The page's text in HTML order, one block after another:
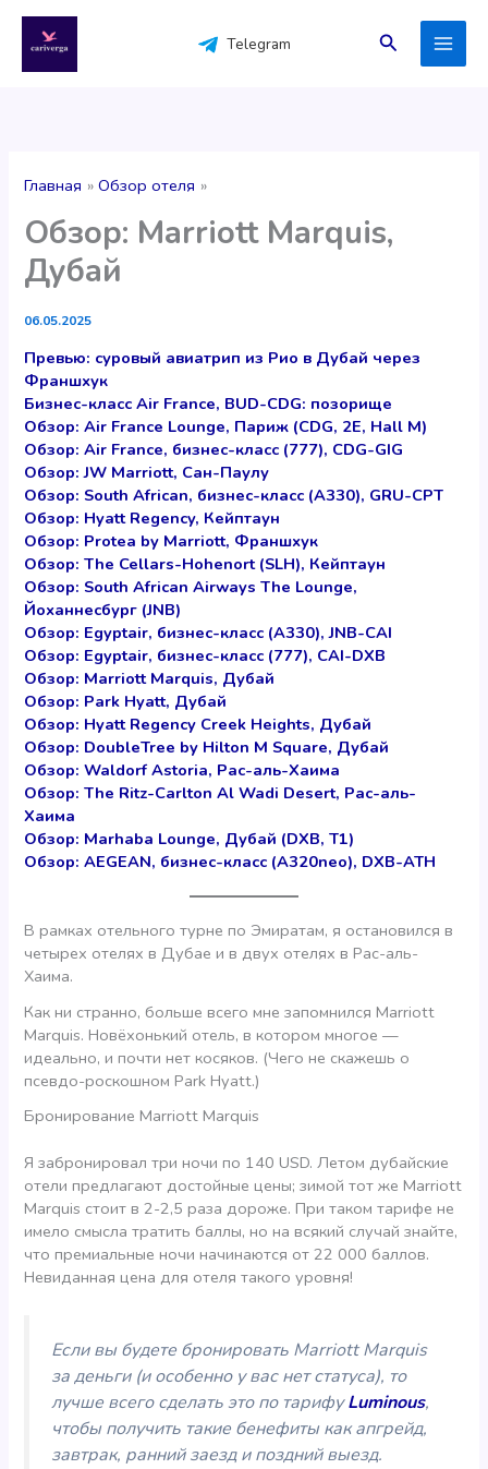
содержимому
Telegram Поиск
Главная Обзор отеля
Обзор: Marriott Marquis,
Дубай
06.05.2025
Превью: суровый авиатрип из Рио в Дубай через
Франшхук
Бизнес-класс Air France, BUD-CDG: позорище
Обзор: Air France Lounge, Париж (CDG, 2E, Hall M)
Обзор: Air France, бизнес-класс (777), CDG-GIG
Обзор: JW Marriott, Сан-Паулу
Обзор: South African, бизнес-класс (А330), GRU-CPT
Обзор: Hyatt Regency, Кейптаун
Обзор: Protea by Marriott, Франшхук
Обзор: The Cellars-Hohenort (SLH), Кейптаун
Обзор: South African Airways The Lounge,
Йоханнесбург (JNB)
Обзор: Egyptair, бизнес-класс (А330), JNB-CAI
Обзор: Egyptair, бизнес-класс (777), CAI-DXB
Обзор: Marriott Marquis, Дубай
Обзор: Park Hyatt, Дубай
Обзор: Hyatt Regency Creek Heights, Дубай
Обзор: DoubleTree by Hilton M Square, Дубай
Обзор: Waldorf Astoria, Рас-аль-Хаима
Обзор: The Ritz-Carlton Al Wadi Desert, Рас-аль-
Хаима
Обзор: Marhaba Lounge, Дубай (DXB, T1)
Обзор: AEGEAN, бизнес-класс (А320neo), DXB-ATH
В рамках отельного турне по Эмиратам, я остановился в
четырех отелях в Дубае и в двух отелях в Рас-аль-
Хаима.
Как ни странно, больше всего мне запомнился Marriott
Marquis. Новёхонький отель, в котором многое —
идеально, и почти нет косяков. (Чего не скажешь о
псевдо-роскошном Park Hyatt.)
Бронирование Marriott Marquis
Я забронировал три ночи по 140 USD. Летом дубайские
отели предлагают достойные цены; зимой тот же Marriott
Marquis стоит в 2-2,5 раза дороже. При таком тарифе не
имело смысла тратить баллы, но на всякий случай знайте,
что премиальные ночи начинаются от 22 000 баллов.
Невиданная цена для отеля такого уровня!
Если вы будете бронировать Marriott Marquis
за деньги (и особенно у вас нет статуса), то
лучше всего сделать это по тарифуLuminous,
чтобы получить такие бенефиты как апгрейд,
завтрак, ранний заезд и поздний выезд.